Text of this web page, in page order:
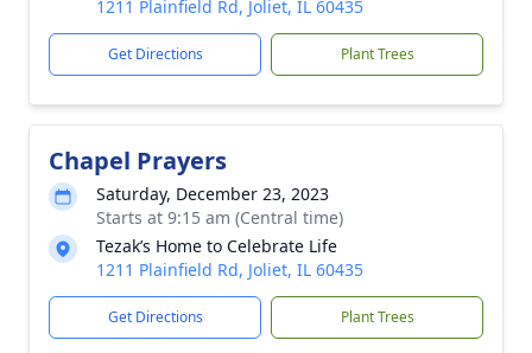
1211 Plainfield Rd, Joliet, IL 60435
Get Directions Plant Trees
Chapel Prayers
Saturday, December 23, 2023
Starts at 9:15 am (Central time)
Tezak’s Home to Celebrate Life
1211 Plainfield Rd, Joliet, IL 60435
Get Directions Plant Trees